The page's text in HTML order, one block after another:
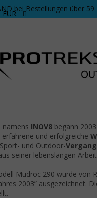
bei Bestellungen über 59
EUR
namens INOV8 begann
erfahrene und erfolgreiche
und Outdoor-
seiner lebenslangen
Mudroc 290 wurde von
2003” ausgezeichnet.